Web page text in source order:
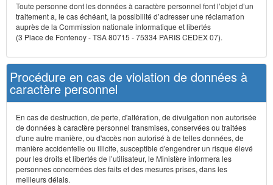
Toute personne dont les données à caractère personnel font l’objet d’un
traitement a, le cas échéant, la possibilité d’adresser une réclamation
auprès de la Commission nationale informatique et libertés
(3 Place de Fontenoy - TSA 80715 - 75334 PARIS CEDEX 07).
Procédure en cas de violation de données à
caractère personnel
En cas de destruction, de perte, d'altération, de divulgation non autorisée
de données à caractère personnel transmises, conservées ou traitées
d'une autre manière, ou d'accès non autorisé à de telles données, de
manière accidentelle ou illicite, susceptible d'engendrer un risque élevé
pour les droits et libertés de l’utilisateur, le Ministère informera les
personnes concernées des faits et des mesures prises, dans les
meilleurs délais.